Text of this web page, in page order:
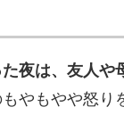
夜は、友人や
やもやや怒り